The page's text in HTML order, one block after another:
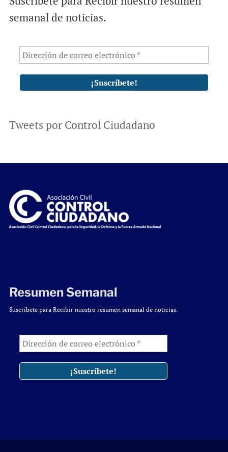
semanal de noticias.
Tweets por Control Ciudadano
Resumen Semanal
Suscríbete para Recibir nuestro resumen semanal de noticias.